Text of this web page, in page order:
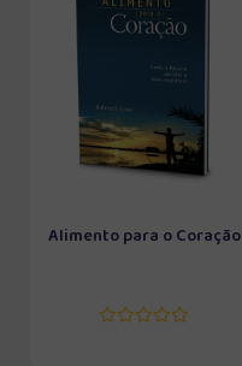
Alimento para o Coração